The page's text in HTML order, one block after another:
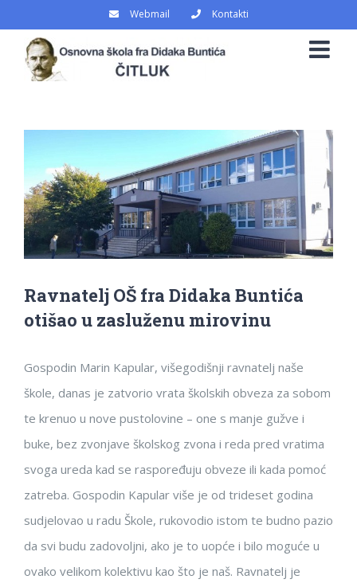
content
Webmail Kontakti
Larger
Image
Ravnatelj OŠ fra Didaka Buntića
otišao u zasluženu mirovinu
Gospodin Marin Kapular, višegodišnji ravnatelj naše
škole, danas je zatvorio vrata školskih obveza za sobom
te krenuo u nove pustolovine – one s manje gužve i
buke, bez zvonjave školskog zvona i reda pred vratima
svoga ureda kad se raspoređuju obveze ili kada pomoć
zatreba. Gospodin Kapular više je od trideset godina
sudjelovao u radu Škole, rukovodio istom te budno pazio
da svi budu zadovoljni, ako je to uopće i bilo moguće u
ovako velikom kolektivu kao što je naš. Ravnatelj je